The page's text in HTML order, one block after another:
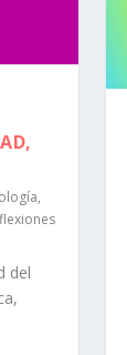
,
del